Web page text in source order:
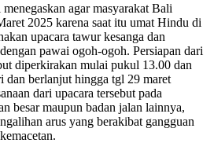
agar masyarakat Bali
2025 karena saat itu umat Hindu di
upacara tawur kesanga dan
pawai ogoh-ogoh. Persiapan dari
diperkirakan mulai pukul 13.00 dan
dan berlanjut hingga tgl 29 maret
dari upacara tersebut pada
besar maupun badan jalan lainnya,
arus yang berakibat gangguan